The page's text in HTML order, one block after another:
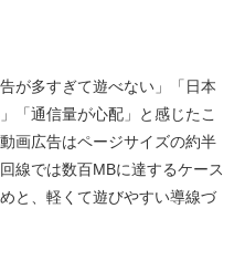
が多すぎて遊べない」「日本
「通信量が心配」と感じたこ
画広告はページサイズの約半
線では数百MBに達するケース
と、軽くて遊びやすい導線づ